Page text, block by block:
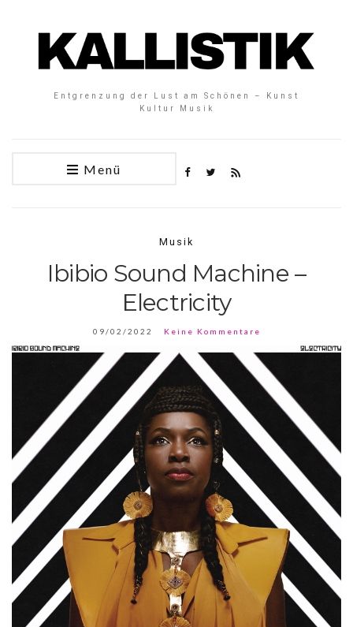
Entgrenzung der Lust am Schönen – Kunst
Kultur Musik
Menü
Musik
Ibibio Sound Machine –
Electricity
09/02/2022 Keine Kommentare